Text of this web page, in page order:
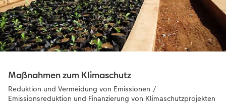
Anleitungen & Hilfe
Inspiration
Neuheiten
im Wunschformat
Neuheiten
Extras
Neuheiten
CEWE myPhotos
Neuheiten
Maßnahmen zum Klimaschutz
Reduktion und Vermeidung von Emissionen /
Emissionsreduktion und Finanzierung von Klimaschutzprojekten